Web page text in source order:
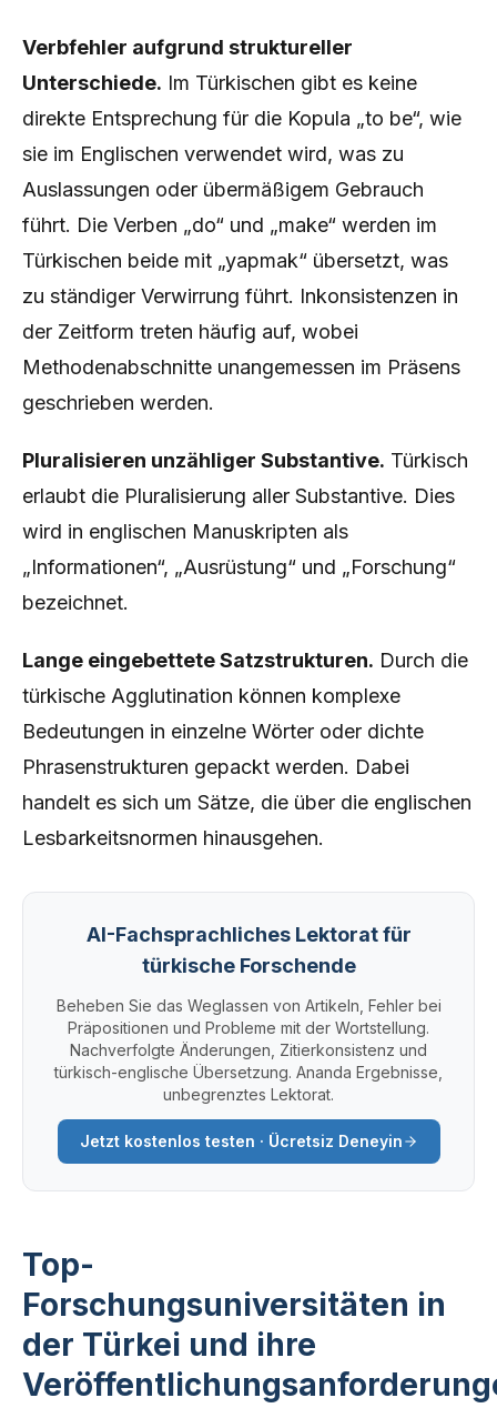
Verbfehler aufgrund struktureller
Unterschiede. Im Türkischen gibt es keine
direkte Entsprechung für die Kopula „to be“, wie
sie im Englischen verwendet wird, was zu
Auslassungen oder übermäßigem Gebrauch
führt. Die Verben „do“ und „make“ werden im
Türkischen beide mit „yapmak“ übersetzt, was
zu ständiger Verwirrung führt. Inkonsistenzen in
der Zeitform treten häufig auf, wobei
Methodenabschnitte unangemessen im Präsens
geschrieben werden.
Pluralisieren unzähliger Substantive. Türkisch
erlaubt die Pluralisierung aller Substantive. Dies
wird in englischen Manuskripten als
„Informationen“, „Ausrüstung“ und „Forschung“
bezeichnet.
Lange eingebettete Satzstrukturen. Durch die
türkische Agglutination können komplexe
Bedeutungen in einzelne Wörter oder dichte
Phrasenstrukturen gepackt werden. Dabei
handelt es sich um Sätze, die über die englischen
Lesbarkeitsnormen hinausgehen.
AI-Fachsprachliches Lektorat für
türkische Forschende
Beheben Sie das Weglassen von Artikeln, Fehler bei
Präpositionen und Probleme mit der Wortstellung.
Nachverfolgte Änderungen, Zitierkonsistenz und
türkisch-englische Übersetzung. Ananda Ergebnisse,
unbegrenztes Lektorat.
Jetzt kostenlos testen · Ücretsiz Deneyin
Top-
Forschungsuniversitäten in
der Türkei und ihre